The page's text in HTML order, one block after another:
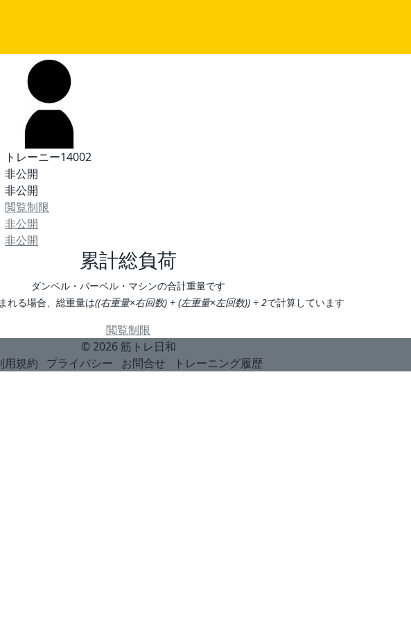
トレーニー14002
非公開
非公開
閲覧制限
非公開
非公開
累計総負荷
ダンベル・バーベル・マシンの合計重量です
れる場合、総重量は((右重量×右回数) + (左重量×左回数)) ÷ 2で計算しています
閲覧制限
© 2026 筋トレ日和
用規約
プライバシー お問合せ トレーニング履歴